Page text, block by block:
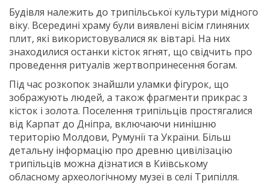
Будівля належить до трипільської культури мідного
віку. Всередині храму були виявлені вісім глиняних
плит, які використовувалися як вівтарі. На них
знаходилися останки кісток ягнят, що свідчить про
проведення ритуалів жертвопринесення богам.
Під час розкопок знайшли уламки фігурок, що
зображують людей, а також фрагменти прикрас з
кісток і золота. Поселення трипільців простягалися
від Карпат до Дніпра, включаючи нинішню
територію Молдови, Румунії та України. Більш
детальну інформацію про древню цивілізацію
трипільців можна дізнатися в Київському
обласному археологічному музеї в селі Трипілля.